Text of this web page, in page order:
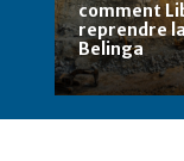
comment
reprendre
Belinga